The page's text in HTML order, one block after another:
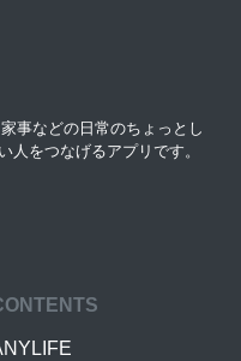
事などの日常のちょっとし
人をつなげるアプリです。